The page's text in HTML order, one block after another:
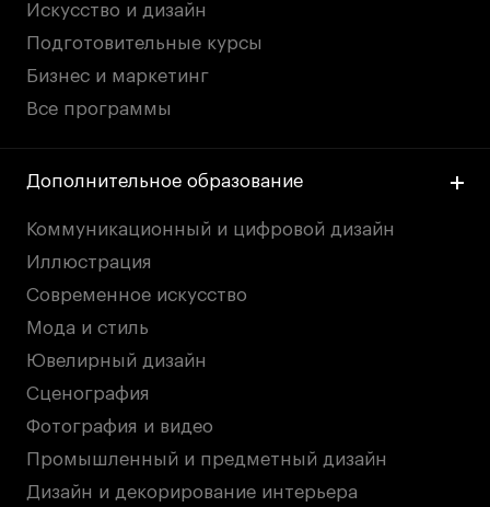
Искусство и дизайн
Подготовительные курсы
Бизнес и маркетинг
Все программы
Дополнительное образование
Коммуникационный и цифровой дизайн
Иллюстрация
Современное искусство
Мода и стиль
Ювелирный дизайн
Сценография
Фотография и видео
Промышленный и предметный дизайн
Дизайн и декорирование интерьера